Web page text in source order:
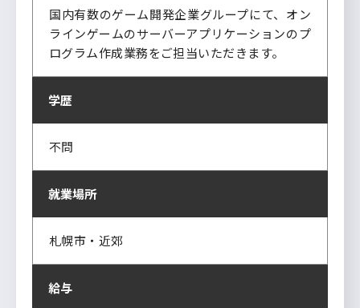
国内有数のゲーム開発企業グループにて、オン
ラインゲームのサーバーアプリケーションのプ
ログラム作成業務をご担当いただきます。
学歴
不問
就業場所
札幌市・近郊
給与